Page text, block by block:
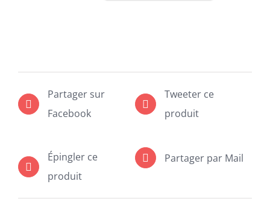
-
(cliquez
ici
Partager sur
Facebook
Tweeter ce
produit
Épingler ce
produit
Partager par Mail